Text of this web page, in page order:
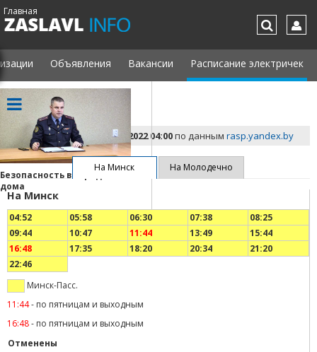
Главная
Объявления Вакансии Расписание электричек
Безопасность в городе и
дома
Заславль празднует День
Беларус…
Пралески
Обновлено20 Октября 2022 04:00по данным rasp.yandex.by
На Минск На Молодечно
На Минск
04:52 05:58 06:30 07:38
08:25
09:44
10:47 11:44 13:49
15:44
16:48
17:35 18:20 20:34
21:20
22:46
Минск-Пасс.
11:44- по пятницам и выходным
16:48- по пятницам и выходным
Отменены